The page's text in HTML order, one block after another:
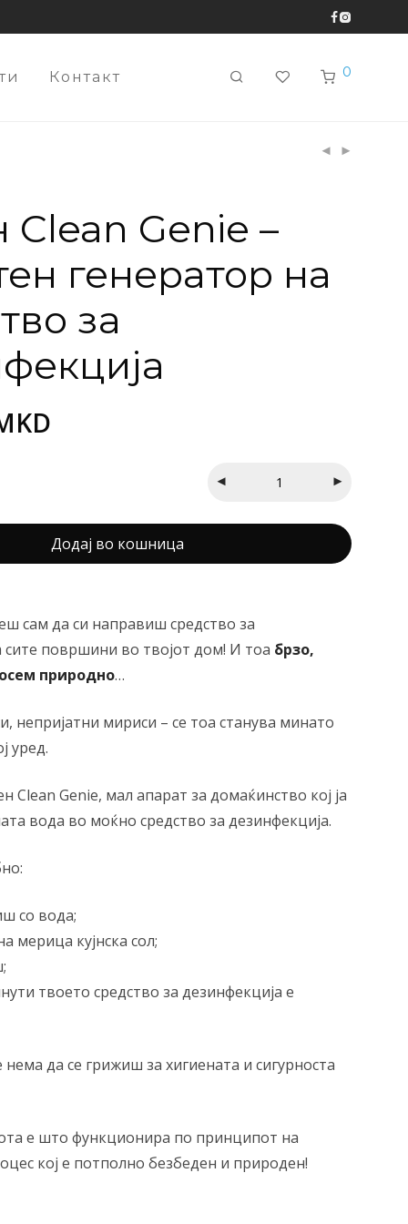
Контакт 0
Clean Genie –
генератор на
за
Додај во кошница
сам да си направиш средство за
сите површини во твојот дом! И тоа брзо,
природно…
непријатни мириси – се тоа станува минато
уред.
Clean Genie, мал апарат за домаќинство кој ја
вода во моќно средство за дезинфекција.
со вода;
мерица кујнска сол;
твоето средство за дезинфекција е
да се грижиш за хигиената и сигурноста
е што функционира по принципот на
кој е потполно безбеден и природен!